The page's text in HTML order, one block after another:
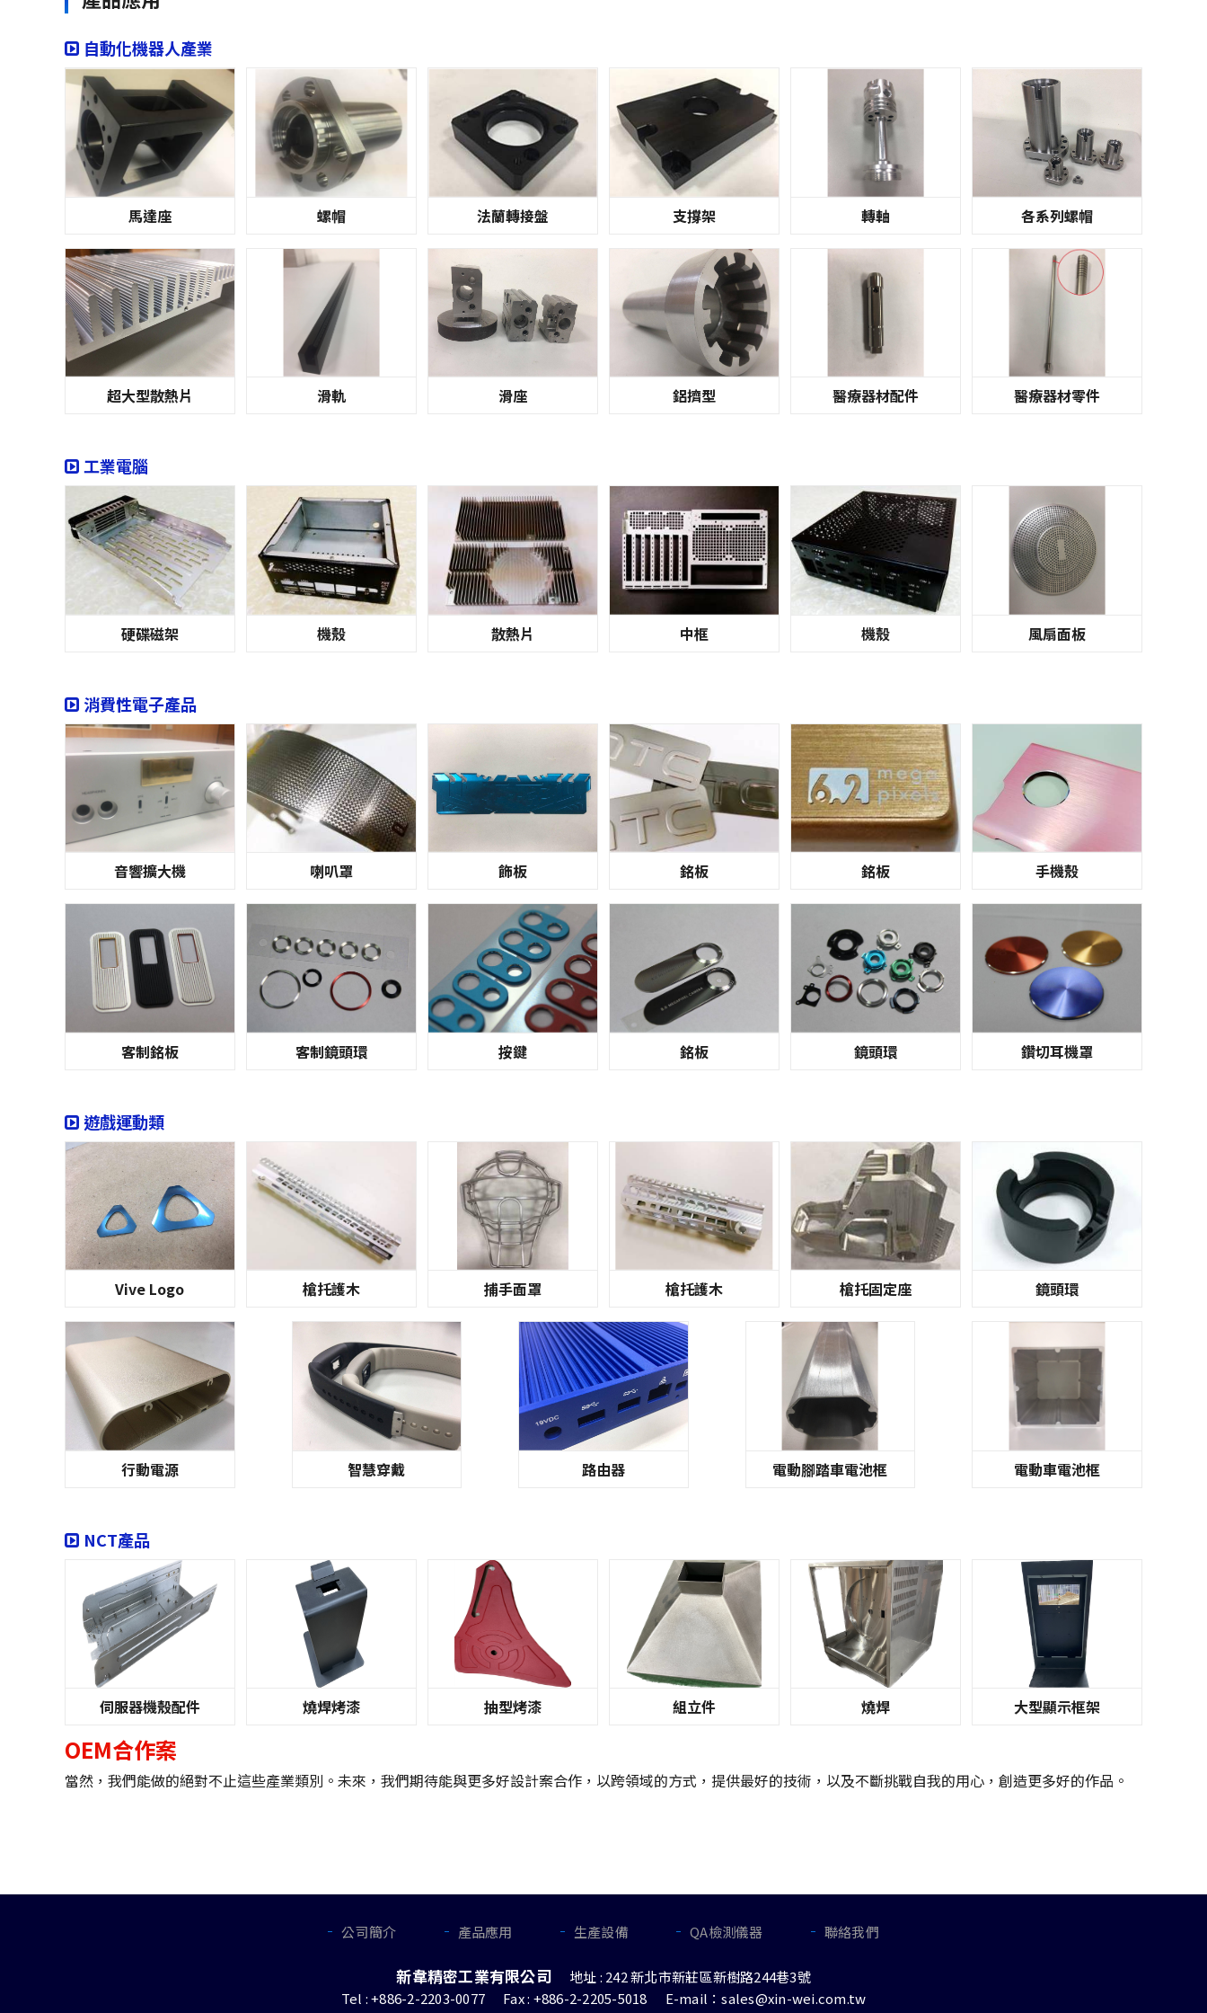
自動化機器人產業
馬達座 螺帽 法蘭轉接盤 支撐架 轉軸 各系列螺帽
超大型散熱片 滑軌 滑座 鋁擠型 醫療器材配件 醫療器材零件
工業電腦
硬碟磁架 機殼 散熱片 中框 機殼 風扇面板
消費性電子產品
音響擴大機 喇叭罩 飾板 銘板 銘板 手機殼
客制銘板 客制鏡頭環 按鍵 銘板 鏡頭環 鑽切耳機罩
遊戲運動類
Vive Logo 槍托護木 捕手面罩 槍托護木 槍托固定座 鏡頭環
行動電源 智慧穿戴 路由器 電動腳踏車電池框 電動車電池框
NCT產品
伺服器機殼配件 燒焊烤漆 抽型烤漆 組立件 燒焊 大型顯示框架
OEM合作案
當然，我們能做的絕對不止這些產業類別。未來，我們期待能與更多好設計案合作，以跨領域的方式，提供最好的技術，以及不斷挑戰自我的用心，創造更多好的作品。
公司簡介 產品應用 生產設備 QA檢測儀器 聯絡我們
新韋精密工業有限公司
地址 : 242 新北市新莊區新樹路244巷3號
Tel : +886-2-2203-0077
Fax : +886-2-2205-5018
E-mail：sales@xin-wei.com.tw